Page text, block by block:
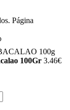
Página
100Gr 3.46€